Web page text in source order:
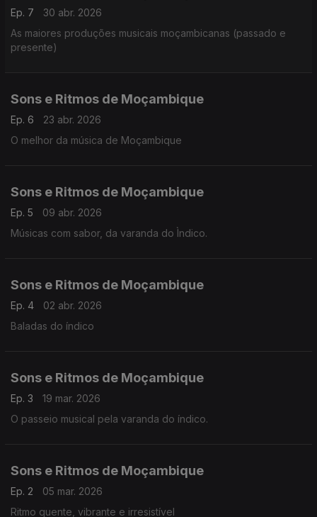
Ep. 7
30 abr. 2026
As maiores produções musicais moçambicanas (passado e
presente)
Sons e Ritmos de Moçambique
Ep. 6
23 abr. 2026
O melhor da música de Moçambique
Sons e Ritmos de Moçambique
Ep. 5
09 abr. 2026
Músicas com sabor, da varanda do Ìndico.
Sons e Ritmos de Moçambique
Ep. 4
02 abr. 2026
Baladas do índico
Sons e Ritmos de Moçambique
Ep. 3
19 mar. 2026
O passeio musical pela varanda do índico.
Sons e Ritmos de Moçambique
Ep. 2
05 mar. 2026
Ritmo quente, vibrante e irresistível